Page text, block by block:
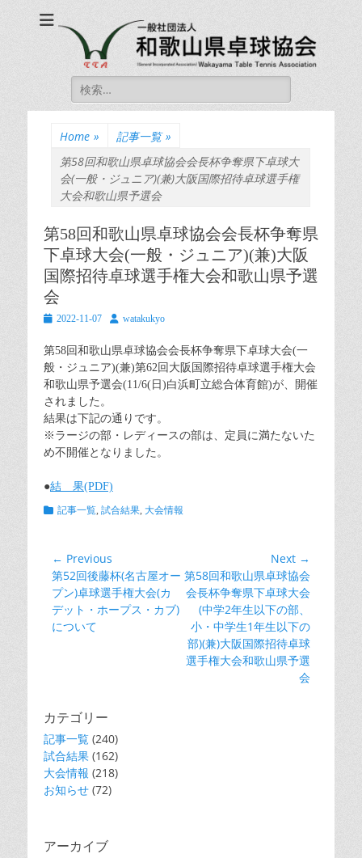
一般社団法人和歌山
県卓球協会
Wakayama Table
Tennis Association
一般社団法人和歌山県卓球協会 公式ホームページ
Search
for:
Home » 記事一覧 »
第58回和歌山県卓球協会会長杯争奪県下卓球大
会(一般・ジュニア)(兼)大阪国際招待卓球選手権
大会和歌山県予選会
第58回和歌山県卓球協会会長杯争奪県
下卓球大会(一般・ジュニア)(兼)大阪
国際招待卓球選手権大会和歌山県予選
会
Posted2022-11-07 Authorwatakukyo
第58回和歌山県卓球協会会長杯争奪県下卓球大会(一
般・ジュニア)(兼)第62回大阪国際招待卓球選手権大会
和歌山県予選会(11/6(日)白浜町立総合体育館)が、開催
されました。
結果は下記の通りです。
※ラージの部・レディースの部は、定員に満たないた
め不開催となりました。
●結 果(PDF)
Categories
記事一覧 試合結果 大会情報
投
稿
ナ
ビ
ン
← Previous
Previous
post:
第52回後藤杯(名古屋オー
プン)卓球選手権大会(カ
デット・ホープス・カブ)
について
Next →
Next
post:
第58回和歌山県卓球協会
会長杯争奪県下卓球大会
(中学2年生以下の部、
小・中学生1年生以下の
部)(兼)大阪国際招待卓球
選手権大会和歌山県予選
会
カテゴリー
記事一覧 (240)
試合結果 (162)
大会情報 (218)
お知らせ (72)
アーカイブ